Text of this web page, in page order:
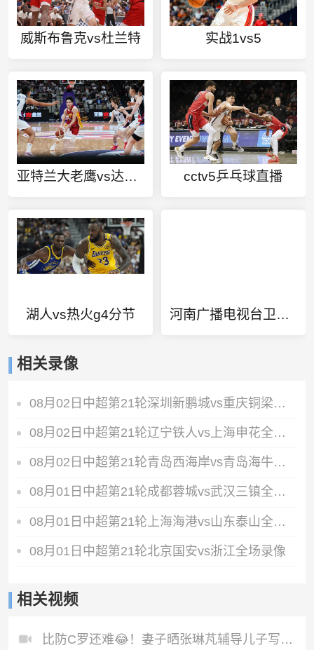
威斯布鲁克vs杜兰特 实战1vs5
亚特兰大老鹰vs达拉斯独行侠 cctv5乒乓球直播
湖人vs热火g4分节 河南广播电视台卫星频道直播
相关录像
08月02日中超第21轮深圳新鹏城vs重庆铜梁龙全场录像
08月02日中超第21轮辽宁铁人vs上海申花全场录像
08月02日中超第21轮青岛西海岸vs青岛海牛全场录像
08月01日中超第21轮成都蓉城vs武汉三镇全场录像
08月01日中超第21轮上海海港vs山东泰山全场录像
08月01日中超第21轮北京国安vs浙江全场录像
相关视频
比防C罗还难😂！妻子晒张琳芃辅导儿子写作业